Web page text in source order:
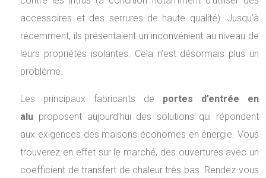
accessoires et des serrures de haute qualité). Jusqu’à
récemment, ils présentaient un inconvénient au niveau de
leurs propriétés isolantes. Cela n’est désormais plus un
problème.
Les principaux fabricants de portes d’entrée en
alu proposent aujourd’hui des solutions qui répondent
aux exigences des maisons économes en énergie. Vous
trouverez en effet sur le marché, des ouvertures avec un
coefficient de transfert de chaleur très bas. Rendez-vous